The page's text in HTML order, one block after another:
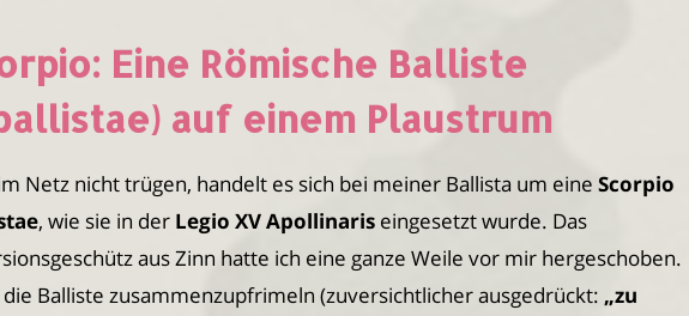
Eine Römische Balliste
auf einem Plaustrum
Netz nicht trügen, handelt es sich bei meiner Ballista um eine Scorpio
, wie sie in der Legio XV Apollinaris eingesetzt wurde. Das
aus Zinn hatte ich eine ganze Weile vor mir hergeschoben.
die Balliste zusammenzupfrimeln (zuversichtlicher ausgedrückt: „zu